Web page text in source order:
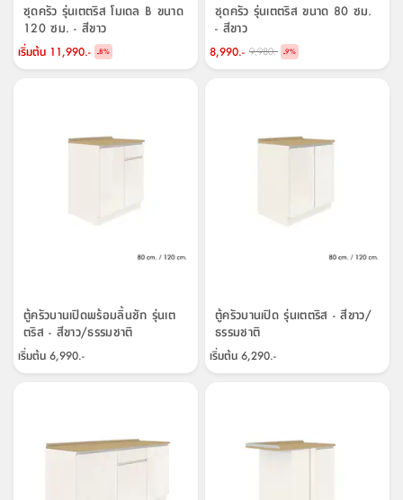
ชุดครัว รุ่นเตตริส โมเดล B ขนาด
120 ซม. - สีขาว
เริ่มต้น 11,990.- -8%
ชุดครัว รุ่นเตตริส ขนาด 80 ซม.
- สีขาว
8,990.- 9,980.- -9%
ตู้ครัวบานเปิดพร้อมลิ้นชัก รุ่นเต
ตริส - สีขาว/ธรรมชาติ
เริ่มต้น 6,990.-
ตู้ครัวบานเปิด รุ่นเตตริส - สีขาว/
ธรรมชาติ
เริ่มต้น 6,290.-